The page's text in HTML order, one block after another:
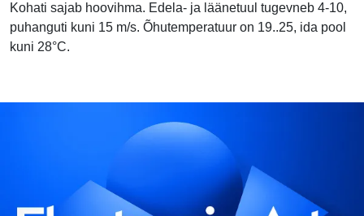
Kohati sajab hoovihma. Edela- ja läänetuul tugevneb 4-10,
puhanguti kuni 15 m/s. Õhutemperatuur on 19..25, ida pool
kuni 28°C.